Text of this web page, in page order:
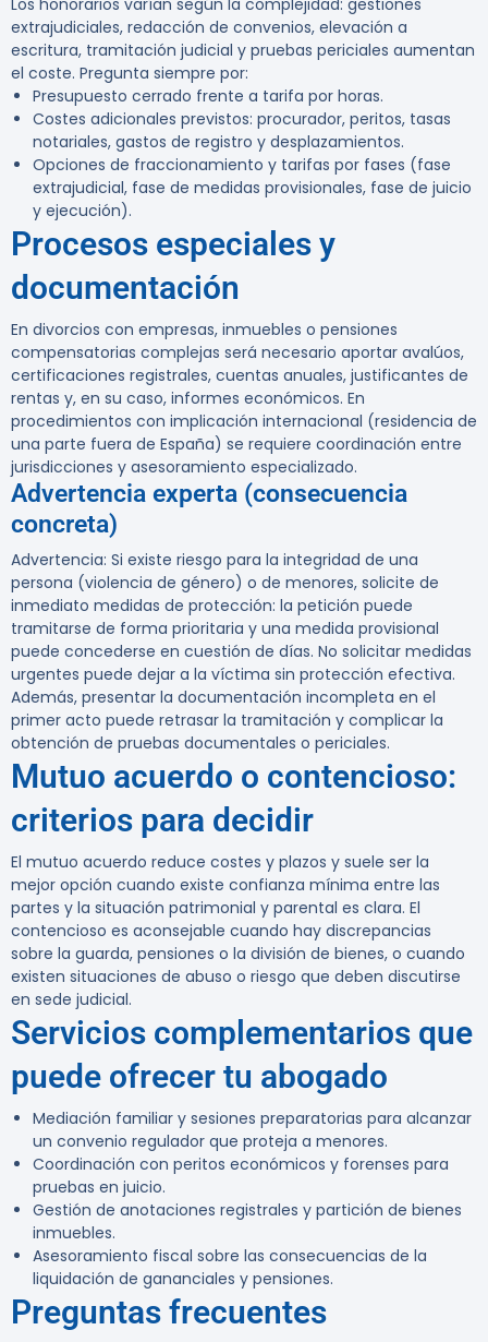
Los honorarios varían según la complejidad: gestiones
extrajudiciales, redacción de convenios, elevación a
escritura, tramitación judicial y pruebas periciales aumentan
el coste. Pregunta siempre por:
Presupuesto cerrado frente a tarifa por horas.
Costes adicionales previstos: procurador, peritos, tasas
notariales, gastos de registro y desplazamientos.
Opciones de fraccionamiento y tarifas por fases (fase
extrajudicial, fase de medidas provisionales, fase de juicio
y ejecución).
Procesos especiales y
documentación
En divorcios con empresas, inmuebles o pensiones
compensatorias complejas será necesario aportar avalúos,
certificaciones registrales, cuentas anuales, justificantes de
rentas y, en su caso, informes económicos. En
procedimientos con implicación internacional (residencia de
una parte fuera de España) se requiere coordinación entre
jurisdicciones y asesoramiento especializado.
Advertencia experta (consecuencia
concreta)
Advertencia: Si existe riesgo para la integridad de una
persona (violencia de género) o de menores, solicite de
inmediato medidas de protección: la petición puede
tramitarse de forma prioritaria y una medida provisional
puede concederse en cuestión de días. No solicitar medidas
urgentes puede dejar a la víctima sin protección efectiva.
Además, presentar la documentación incompleta en el
primer acto puede retrasar la tramitación y complicar la
obtención de pruebas documentales o periciales.
Mutuo acuerdo o contencioso:
criterios para decidir
El mutuo acuerdo reduce costes y plazos y suele ser la
mejor opción cuando existe confianza mínima entre las
partes y la situación patrimonial y parental es clara. El
contencioso es aconsejable cuando hay discrepancias
sobre la guarda, pensiones o la división de bienes, o cuando
existen situaciones de abuso o riesgo que deben discutirse
en sede judicial.
Servicios complementarios que
puede ofrecer tu abogado
Mediación familiar y sesiones preparatorias para alcanzar
un convenio regulador que proteja a menores.
Coordinación con peritos económicos y forenses para
pruebas en juicio.
Gestión de anotaciones registrales y partición de bienes
inmuebles.
Asesoramiento fiscal sobre las consecuencias de la
liquidación de gananciales y pensiones.
Preguntas frecuentes